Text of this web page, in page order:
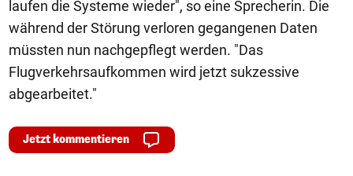
laufen die Systeme wieder", so eine Sprecherin. Die
während der Störung verloren gegangenen Daten
müssten nun nachgepflegt werden. "Das
Flugverkehrsaufkommen wird jetzt sukzessive
abgearbeitet."
Jetzt kommentieren